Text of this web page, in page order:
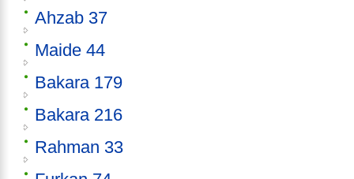
Ahzab 37
Maide 44
Bakara 179
Bakara 216
Rahman 33